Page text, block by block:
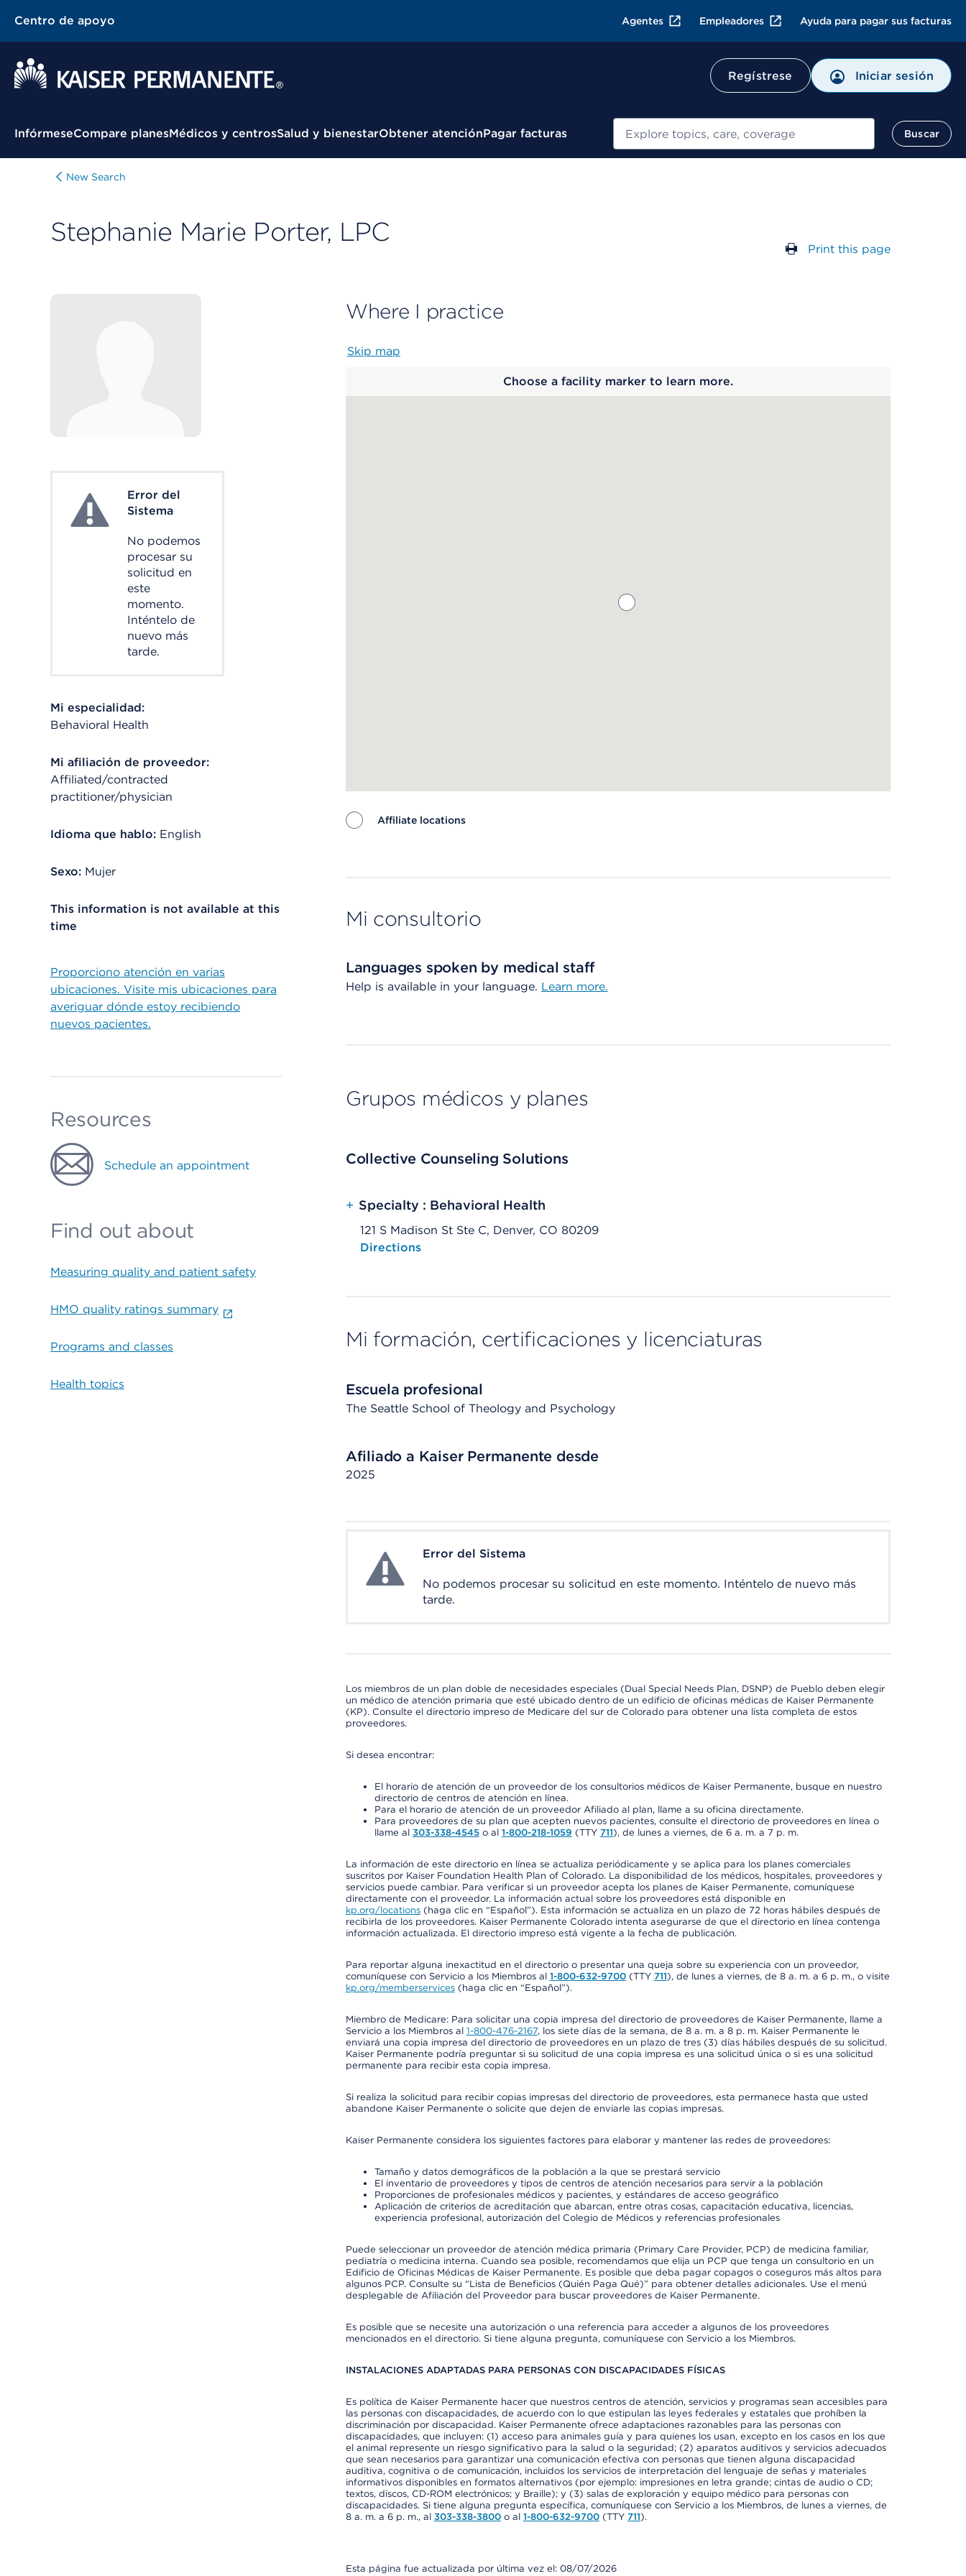
Centro de apoyo Agentes Empleadores Ayuda para pagar sus facturas
Regístrese Iniciar sesión
Menú contextual
InfórmeseCompare planesMédicos y centrosSalud y bienestarObtener atenciónPagar facturas Buscar
Buscar
New Search
Stephanie Marie Porter, LPC
Print this page
System ErrorError del
Sistema
No podemos
procesar su
solicitud en
este
momento.
Inténtelo de
nuevo más
tarde.
Mi especialidad:
Behavioral Health
Mi afiliación de proveedor:
Affiliated/contracted
practitioner/physician
Idioma que hablo: English
Sexo: Mujer
This information is not available at this
time
Proporciono atención en varias
ubicaciones. Visite mis ubicaciones para
averiguar dónde estoy recibiendo
nuevos pacientes.
Resources
Schedule an appointment
Find out about
Measuring quality and patient safety
HMO quality ratings summary
Programs and classes
Health topics
Where I practice
Skip map
Choose a facility marker to learn more.
Affiliate locations
Mi consultorio
Languages spoken by medical staff
Help is available in your language. Learn more.
Grupos médicos y planes
Collective Counseling Solutions
+ Specialty : Behavioral Health
121 S Madison St Ste C, Denver, CO 80209
Opens native map application on mobile devices
Directions
Mi formación, certificaciones y licenciaturas
Escuela profesional
The Seattle School of Theology and Psychology
Afiliado a Kaiser Permanente desde
2025
System ErrorError del Sistema
No podemos procesar su solicitud en este momento. Inténtelo de nuevo más
tarde.
Los miembros de un plan doble de necesidades especiales (Dual Special Needs Plan, DSNP) de Pueblo deben elegir
un médico de atención primaria que esté ubicado dentro de un edificio de oficinas médicas de Kaiser Permanente
(KP). Consulte el directorio impreso de Medicare del sur de Colorado para obtener una lista completa de estos
proveedores.
Si desea encontrar:
El horario de atención de un proveedor de los consultorios médicos de Kaiser Permanente, busque en nuestro
directorio de centros de atención en línea.
Para el horario de atención de un proveedor Afiliado al plan, llame a su oficina directamente.
Para proveedores de su plan que acepten nuevos pacientes, consulte el directorio de proveedores en línea o
llame al 303-338-4545o al 1-800-218-1059 (TTY 711), de lunes a viernes, de 6 a. m. a 7 p. m.
La información de este directorio en línea se actualiza periódicamente y se aplica para los planes comerciales
suscritos por Kaiser Foundation Health Plan of Colorado. La disponibilidad de los médicos, hospitales, proveedores y
servicios puede cambiar. Para verificar si un proveedor acepta los planes de Kaiser Permanente, comuníquese
directamente con el proveedor. La información actual sobre los proveedores está disponible en
kp.org/locations(haga clic en “Español”). Esta información se actualiza en un plazo de 72 horas hábiles después de
recibirla de los proveedores. Kaiser Permanente Colorado intenta asegurarse de que el directorio en línea contenga
información actualizada. El directorio impreso está vigente a la fecha de publicación.
Para reportar alguna inexactitud en el directorio o presentar una queja sobre su experiencia con un proveedor,
comuníquese con Servicio a los Miembros al 1-800-632-9700(TTY 711), de lunes a viernes, de 8 a. m. a 6 p. m., o visite
kp.org/memberservices(haga clic en “Español”).
Miembro de Medicare: Para solicitar una copia impresa del directorio de proveedores de Kaiser Permanente, llame a
Servicio a los Miembros al 1-800-476-2167, los siete días de la semana, de 8 a. m. a 8 p. m. Kaiser Permanente le
enviará una copia impresa del directorio de proveedores en un plazo de tres (3) días hábiles después de su solicitud.
Kaiser Permanente podría preguntar si su solicitud de una copia impresa es una solicitud única o si es una solicitud
permanente para recibir esta copia impresa.
Si realiza la solicitud para recibir copias impresas del directorio de proveedores, esta permanece hasta que usted
abandone Kaiser Permanente o solicite que dejen de enviarle las copias impresas.
Kaiser Permanente considera los siguientes factores para elaborar y mantener las redes de proveedores:
Tamaño y datos demográficos de la población a la que se prestará servicio
El inventario de proveedores y tipos de centros de atención necesarios para servir a la población
Proporciones de profesionales médicos y pacientes, y estándares de acceso geográfico
Aplicación de criterios de acreditación que abarcan, entre otras cosas, capacitación educativa, licencias,
experiencia profesional, autorización del Colegio de Médicos y referencias profesionales
Puede seleccionar un proveedor de atención médica primaria (Primary Care Provider, PCP) de medicina familiar,
pediatría o medicina interna. Cuando sea posible, recomendamos que elija un PCP que tenga un consultorio en un
Edificio de Oficinas Médicas de Kaiser Permanente. Es posible que deba pagar copagos o coseguros más altos para
algunos PCP. Consulte su “Lista de Beneficios (Quién Paga Qué)” para obtener detalles adicionales. Use el menú
desplegable de Afiliación del Proveedor para buscar proveedores de Kaiser Permanente.
Es posible que se necesite una autorización o una referencia para acceder a algunos de los proveedores
mencionados en el directorio. Si tiene alguna pregunta, comuníquese con Servicio a los Miembros.
INSTALACIONES ADAPTADAS PARA PERSONAS CON DISCAPACIDADES FÍSICAS
Es política de Kaiser Permanente hacer que nuestros centros de atención, servicios y programas sean accesibles para
las personas con discapacidades, de acuerdo con lo que estipulan las leyes federales y estatales que prohíben la
discriminación por discapacidad. Kaiser Permanente ofrece adaptaciones razonables para las personas con
discapacidades, que incluyen: (1) acceso para animales guía y para quienes los usan, excepto en los casos en los que
el animal represente un riesgo significativo para la salud o la seguridad; (2) aparatos auditivos y servicios adecuados
que sean necesarios para garantizar una comunicación efectiva con personas que tienen alguna discapacidad
auditiva, cognitiva o de comunicación, incluidos los servicios de interpretación del lenguaje de señas y materiales
informativos disponibles en formatos alternativos (por ejemplo: impresiones en letra grande; cintas de audio o CD;
textos, discos, CD-ROM electrónicos; y Braille); y (3) salas de exploración y equipo médico para personas con
discapacidades. Si tiene alguna pregunta específica, comuníquese con Servicio a los Miembros, de lunes a viernes, de
8 a. m. a 6 p. m., al 303-338-3800o al 1-800-632-9700(TTY 711).
Esta página fue actualizada por última vez el: 08/07/2026